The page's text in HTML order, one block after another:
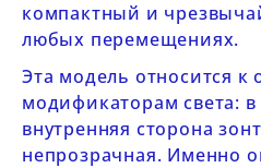
компактный и
любых перемещениях.
Эта модель относится
модификаторам света: в
внутренняя сторона
непрозрачная. Именно